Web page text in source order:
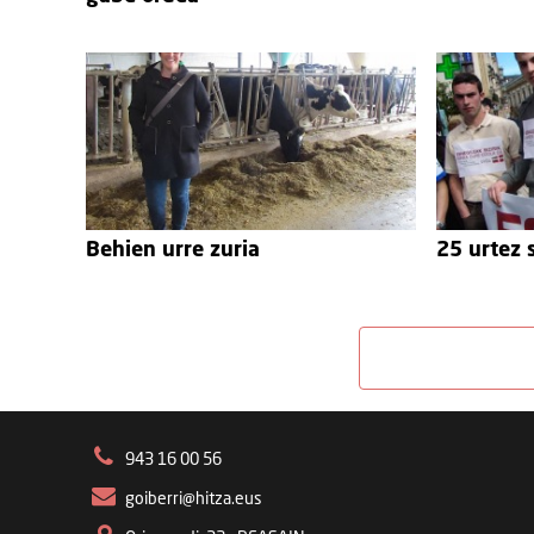
Behien urre zuria 25 urtez
943 16 00 56
goiberri@hitza.eus